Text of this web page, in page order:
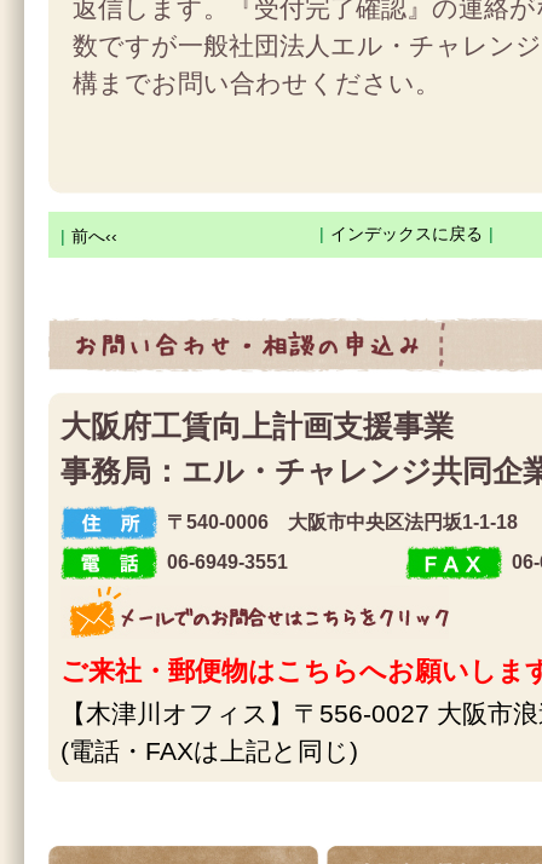
返信します。『受付完了確認』の連絡
数ですが一般社団法人エル・チャレン
構までお問い合わせください。
| 前へ‹‹ | インデックスに戻る |
大阪府工賃向上計画支援事業
事務局：エル・チャレンジ共同企
住 所
〒540-0006 大阪市中央区法円坂1-1-18
電 話
06-6949-3551
ご来社・郵便物はこちらへお願いしま
【木津川オフィス】〒556-0027 大阪市
(電話・FAXは上記と同じ)